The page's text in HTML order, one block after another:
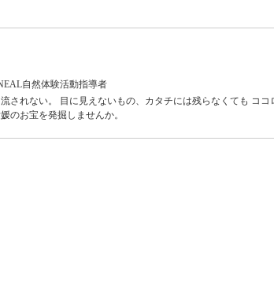
自然体験活動指導者
されない。 目に見えないもの、カタチには残らなくても ココ
のお宝を発掘しませんか。